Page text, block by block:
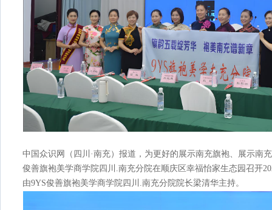
中国众识网（四川·南充）报道，为更好的展示南充旗袍、展示南
俊善旗袍美学商学院四川.南充分院在顺庆区幸福怡家生态园召开
由9YS俊善旗袍美学商学院四川.南充分院院长梁清华主持。